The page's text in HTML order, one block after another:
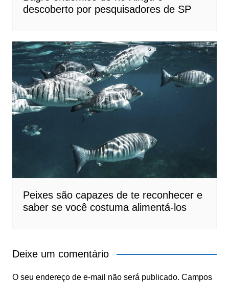
descoberto por pesquisadores de SP
Peixes são capazes de te reconhecer e
saber se você costuma alimentá-los
Deixe um comentário
O seu endereço de e-mail não será publicado. Campos